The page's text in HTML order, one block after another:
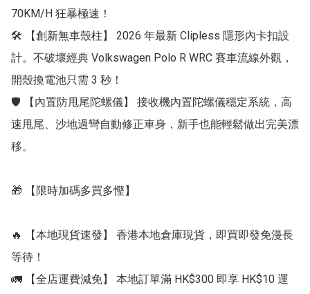
70KM/H 狂暴極速！
🛠 【創新無車殼柱】 2026 年最新 Clipless 隱形內卡扣設
計。不破壞經典 Volkswagen Polo R WRC 賽車流線外觀，
開殼換電池只需 3 秒！
🛡 【內置防甩尾陀螺儀】 接收機內置陀螺儀穩定系統，高
速甩尾、沙地過彎自動修正車身，新手也能輕鬆做出完美漂
移。
🎁 【限時加碼多買多慳】
🔥 【本地現貨速發】 香港本地倉庫現貨，即買即發免漫長
等待！
🚛 【全店運費減免】 本地訂單滿 HK$300 即享 HK$10 運